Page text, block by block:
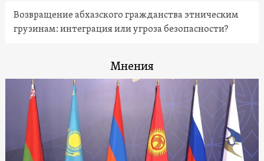
Возвращение абхазского гражданства этническим
грузинам: интеграция или угроза безопасности?
Мнения